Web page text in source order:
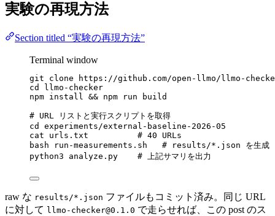
実験の再現方法
Section titled “実験の再現方法”
Terminal window
git clone
https://github.com/open-llmo/llmo-
cd
llmo-checker
npm install && npm run build
# URL リストと実行スクリプトを取得
cd
experiments/external-baseline-2026-05
cat
urls.txt
# 40 URLs
bash
run-measurements.sh
# results/*.json を生成
python3
analyze.py # 上記サマリを出力
raw な results/*.json ファイルもコミット済み。同じ URL
に対して llmo-checker@0.1.0 で走らせれば、この post のス